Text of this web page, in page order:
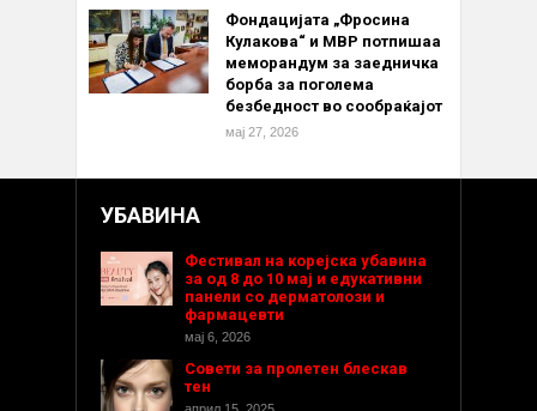
Фондацијата „Фросина
Кулакова“ и МВР потпишаа
меморандум за заедничка
борба за поголема
безбедност во сообраќајот
мај 27, 2026
УБАВИНА
Фестивал на корејска убавина
за од 8 до 10 мај и едукативни
панели со дерматолози и
фармацевти
мај 6, 2026
Совети за пролетен блескав
тен
април 15, 2025